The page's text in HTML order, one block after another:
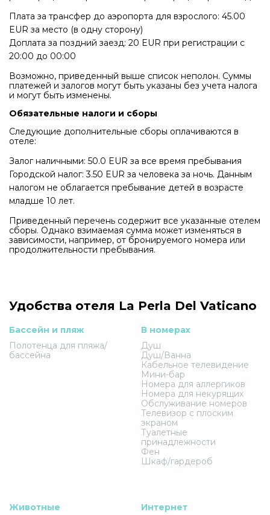
Плата за трансфер до аэропорта для взрослого: 45.00
EUR за место (в одну сторону)
Доплата за поздний заезд: 20 EUR при регистрации с
20:00 до 00:00
Возможно, приведенный выше список неполон. Суммы
платежей и залогов могут быть указаны без учета налога
и могут быть изменены.
Обязательные налоги и сборы
Следующие дополнительные сборы оплачиваются в
отеле:
Залог наличными: 50.0 EUR за все время пребывания
Городской налог: 3.50 EUR за человека за ночь. Данным
налогом не облагается пребывание детей в возрасте
младше 10 лет.
Приведенный перечень содержит все указанные отелем
сборы. Однако взимаемая сумма может изменяться в
зависимости, например, от бронируемого номера или
продолжительности пребывания.
Удобства отеля La Perla Del Vaticano
Бассейн и пляж
Полотенца для пляжа/
бассейна
В номерах
Душ
Душ/Ванна
Кабельное телевидение
Мини-бар
Номера для аллергиков
Номера для некурящих
Обслуживание номеров
Телевизор с плоским
экраном
Туалетные
принадлежности
Фен
Шкаф/гардероб
Животные
Интернет